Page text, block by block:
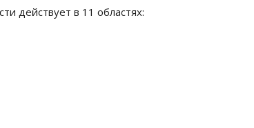
действует в 11 областях: